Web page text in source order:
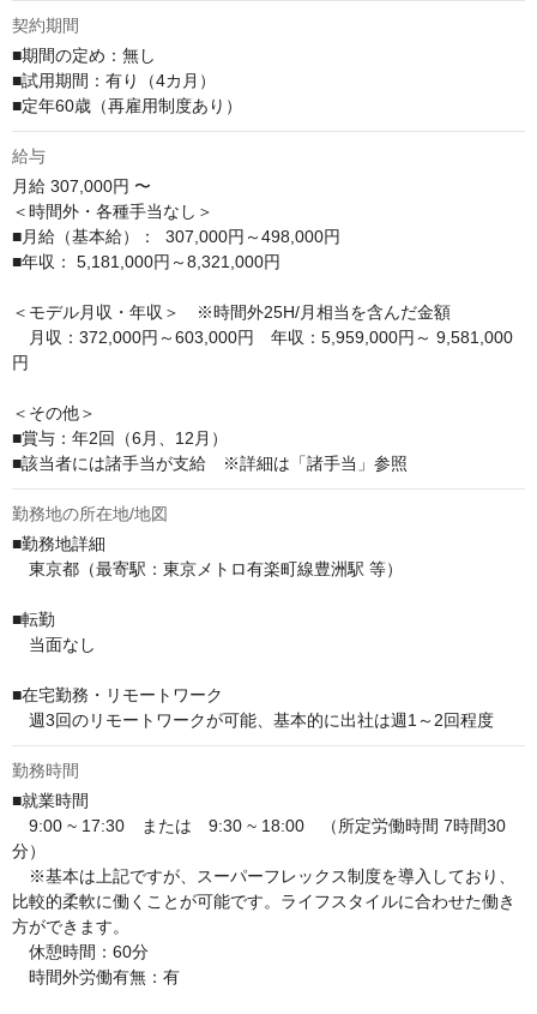
契約期間
■期間の定め：無し
■試用期間：有り（4カ月）
■定年60歳（再雇用制度あり）
給与
月給 307,000円 〜
＜時間外・各種手当なし＞
■月給（基本給）：  307,000円～498,000円
■年収： 5,181,000円～8,321,000円
＜モデル月収・年収＞　※時間外25H/月相当を含んだ金額
月収：372,000円～603,000円　年収：5,959,000円～ 9,581,000
円
＜その他＞
■賞与：年2回（6月、12月）
■該当者には諸手当が支給　※詳細は「諸手当」参照
勤務地の所在地/地図
■勤務地詳細
東京都（最寄駅：東京メトロ有楽町線豊洲駅 等）
■転勤
当面なし
■在宅勤務・リモートワーク
週3回のリモートワークが可能、基本的に出社は週1～2回程度
勤務時間
■就業時間
9:00 ~ 17:30　または　9:30 ~ 18:00　（所定労働時間 7時間30
分）
※基本は上記ですが、スーパーフレックス制度を導入しており、
比較的柔軟に働くことが可能です。ライフスタイルに合わせた働き
方ができます。
休憩時間：60分
時間外労働有無：有